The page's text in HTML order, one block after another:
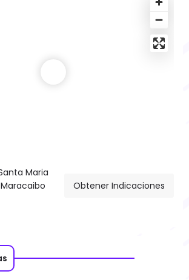
Maria
Obtener Indicaciones